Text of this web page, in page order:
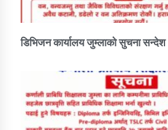
डिभिजन कार्यालय जुम्लाको सुचना सन्देश